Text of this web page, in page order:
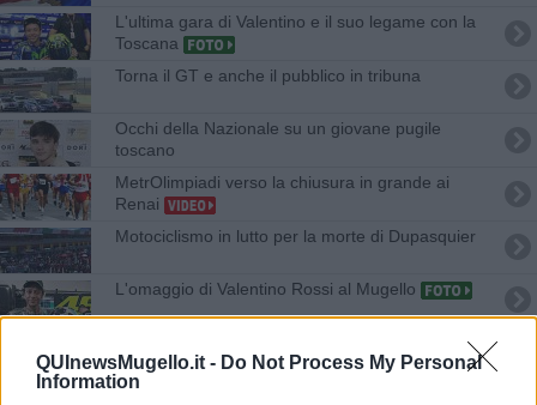
QUInewsMugello.it - Do Not Process My Personal
Information
L'ultima gara di Valentino e il suo legame con la
Toscana
Torna il GT e anche il pubblico in tribuna
Occhi della Nazionale su un giovane pugile
toscano
MetrOlimpiadi verso la chiusura in grande ai
Renai
Motociclismo in lutto per la morte di Dupasquier
L'omaggio di Valentino Rossi al Mugello
Campionato italiano velocità in pista al Mugello